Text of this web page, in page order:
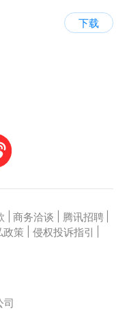
下载
商务洽谈 腾讯招聘
政策 侵权投诉指引